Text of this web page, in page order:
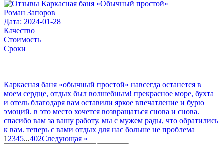
Роман Запоров
Дата: 2024-01-28
Качество
Стоимость
Сроки
Каркасная баня «обычный простой» навсегда останется в
моем сердце, отдых был волшебным! прекрасное море, бухта
и отель благодаря вам оставили яркое впечатление и бурю
эмоций. в это место хочется возвращаться снова и снова.
спасибо вам за вашу работу. мы с мужем рады, что обратились
к вам. теперь с вами отдых для нас больше не проблема
1 2345...402Следующая »